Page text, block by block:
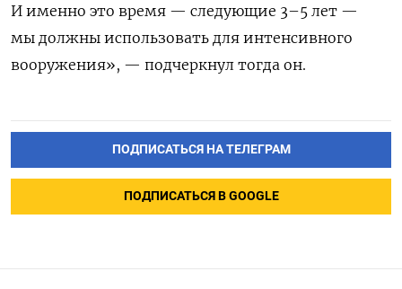
И именно это время — следующие 3–5 лет —
мы должны использовать для интенсивного
вооружения», — подчеркнул тогда он.
ПОДПИСАТЬСЯ НА ТЕЛЕГРАМ
ПОДПИСАТЬСЯ В GOOGLE